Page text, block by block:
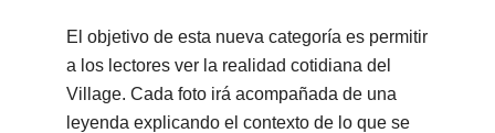
El objetivo de esta nueva categoría es permitir
a los lectores ver la realidad cotidiana del
Village. Cada foto irá acompañada de una
leyenda explicando el contexto de lo que se